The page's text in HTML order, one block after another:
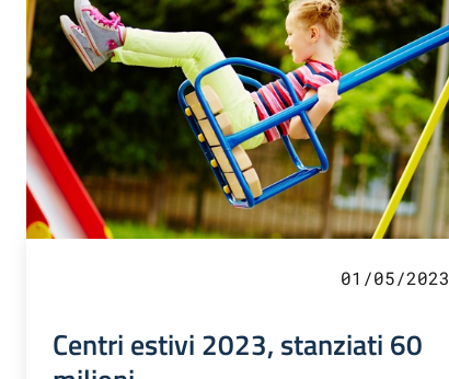
01/05/2023
Centri estivi 2023, stanziati 60